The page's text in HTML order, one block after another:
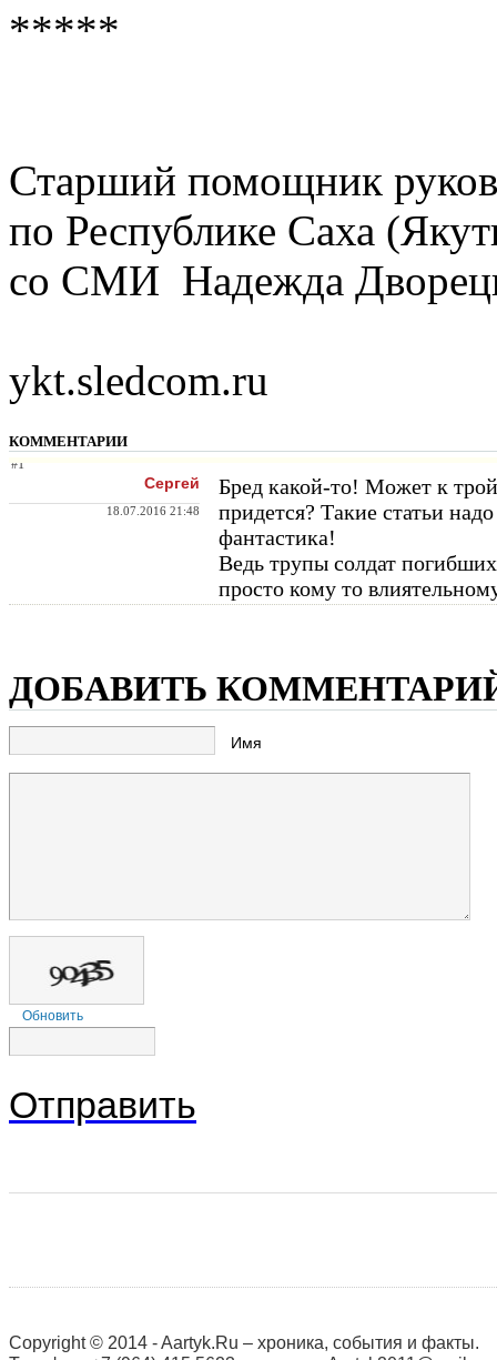
*****
Старший помощник
по Республике Саха
со СМИ Надежда
ykt.sledcom.ru
КОММЕНТАРИИ
#1
Сергей
18.07.2016 21:48
Бред какой-то! Может к
придется? Такие статьи
фантастика!
Ведь трупы солдат
просто кому то
ДОБАВИТЬ
Имя
Обновить
Отправить
Copyright © 2014 - Aartyk.Ru – хроника, события и факты.